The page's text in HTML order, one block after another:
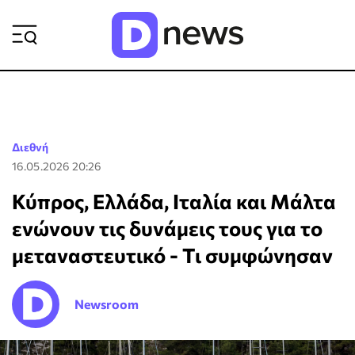
Διεθνή
16.05.2026 20:26
Κύπρος, Ελλάδα, Ιταλία και Μάλτα
ενώνουν τις δυνάμεις τους για το
μεταναστευτικό - Τι συμφώνησαν
Newsroom